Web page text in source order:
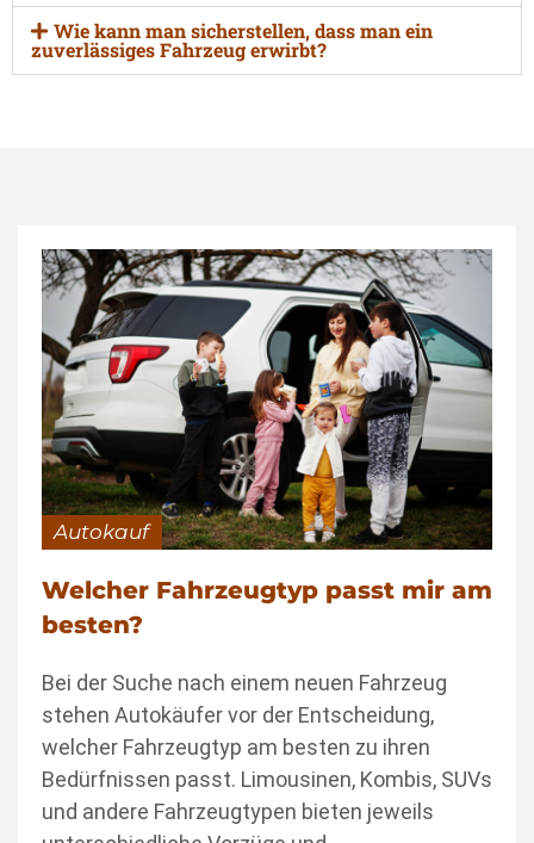
Wie kann man sicherstellen, dass man ein
zuverlässiges Fahrzeug erwirbt?
Autokauf
Welcher Fahrzeugtyp passt mir am
besten?
Bei der Suche nach einem neuen Fahrzeug
stehen Autokäufer vor der Entscheidung,
welcher Fahrzeugtyp am besten zu ihren
Bedürfnissen passt. Limousinen, Kombis, SUVs
und andere Fahrzeugtypen bieten jeweils